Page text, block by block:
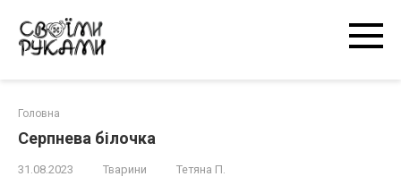
контенту
Головна
Серпнева білочка
31.08.2023 Тварини Тетяна П.